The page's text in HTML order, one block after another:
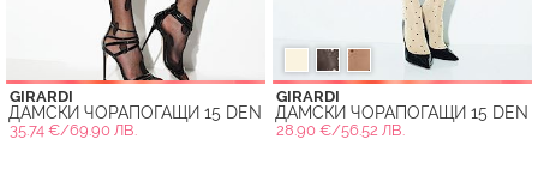
GIRARDI
ДАМСКИ ЧОРАПОГАЩИ 15 DEN
35.74 €/69.90 ЛВ.
GIRARDI
ДАМСКИ ЧОРАПОГАЩИ 15 DEN
28.90 €/56.52 ЛВ.